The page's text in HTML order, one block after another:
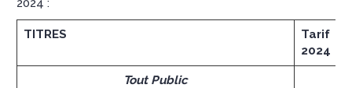
2024 :
TITRES
Tarif
2024
Tout Public